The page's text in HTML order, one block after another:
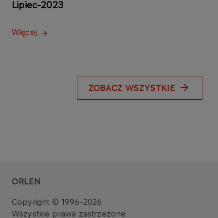
Lipiec-2023
Więcej
ZOBACZ WSZYSTKIE
ORLEN
Copyright © 1996-2026
Wszystkie prawa zastrzeżone